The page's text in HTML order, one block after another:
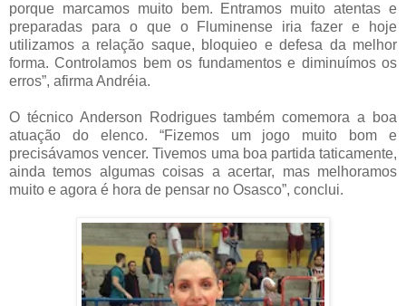
porque marcamos muito bem. Entramos muito atentas e
preparadas para o que o Fluminense iria fazer e hoje
utilizamos a relação saque, bloquieo e defesa da melhor
forma. Controlamos bem os fundamentos e diminuímos os
erros”, afirma Andréia.
O técnico Anderson Rodrigues também comemora a boa
atuação do elenco. “Fizemos um jogo muito bom e
precisávamos vencer. Tivemos uma boa partida taticamente,
ainda temos algumas coisas a acertar, mas melhoramos
muito e agora é hora de pensar no Osasco”, conclui.